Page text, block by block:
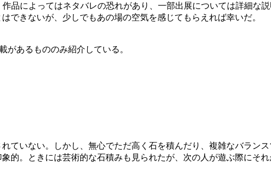
品によってはネタバレの恐れがあり、一部出展については詳細な
できないが、少しでもあの場の空気を感じてもらえれば幸いだ。
あるもののみ紹介している。
ていない。しかし、無心でただ高く石を積んだり、複雑なバラ
的。ときには芸術的な石積みも見られたが、次の人が遊ぶ際にそ